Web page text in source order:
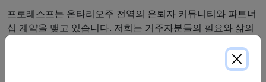
프로레스프는 온타리오주 전역의 은퇴자 커뮤니티와 파트너
십 계약을 맺고 있습니다. 저희는 거주자분들의 필요와 삶의
합니다. 지금 바로 프로레스프의 차별화된 서비스를 경험해